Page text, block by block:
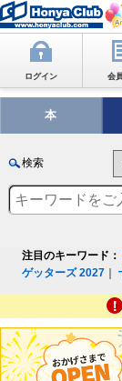
ログイン 会
本
検索
注目のキーワード：
ゲッターズ 2027 ｜